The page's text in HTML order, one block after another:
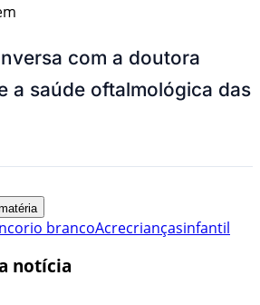
com a doutora
a saúde oftalmológica das
rio brancoAcrecriançasinfantil
notícia